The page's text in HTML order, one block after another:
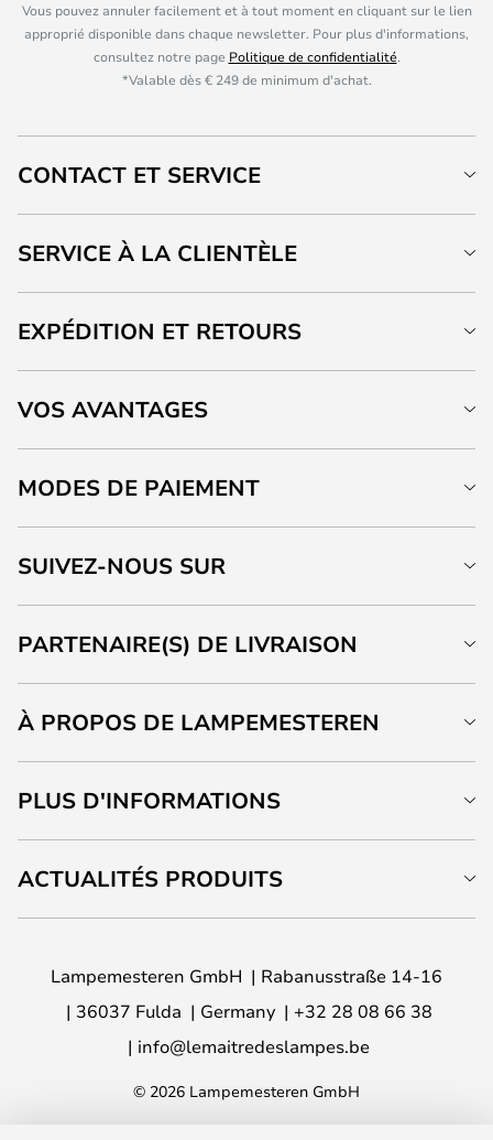
Vous pouvez annuler facilement et à tout moment en cliquant sur le lien
approprié disponible dans chaque newsletter. Pour plus d'informations,
consultez notre page Politique de confidentialité.
*Valable dès € 249 de minimum d'achat.
CONTACT ET SERVICE
SERVICE À LA CLIENTÈLE
EXPÉDITION ET RETOURS
VOS AVANTAGES
MODES DE PAIEMENT
SUIVEZ-NOUS SUR
PARTENAIRE(S) DE LIVRAISON
À PROPOS DE LAMPEMESTEREN
PLUS D'INFORMATIONS
ACTUALITÉS PRODUITS
Lampemesteren GmbH
Rabanusstraße 14-16
36037 Fulda
Germany
+32 28 08 66 38
info@lemaitredeslampes.be
© 2026 Lampemesteren GmbH